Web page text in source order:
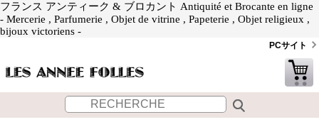
フランス アンティーク & ブロカント Antiquité et Brocante en ligne
- Mercerie , Parfumerie , Objet de vitrine , Papeterie , Objet religieux ,
bijoux victoriens -
PCサイト